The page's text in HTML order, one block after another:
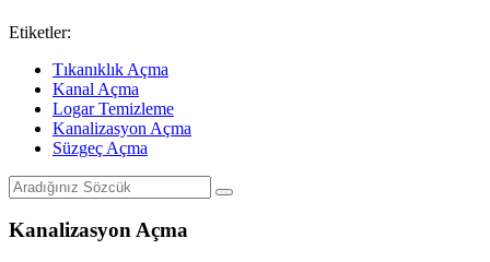
Etiketler:
Tıkanıklık Açma
Kanal Açma
Logar Temizleme
Kanalizasyon Açma
Süzgeç Açma
Kanalizasyon Açma